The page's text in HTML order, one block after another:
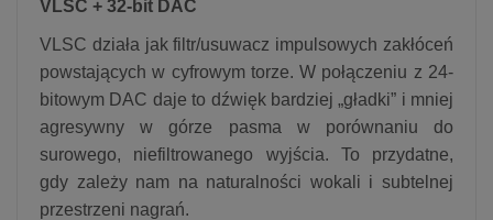
VLSC + 32-bit DAC
VLSC działa jak filtr/usuwacz impulsowych zakłóceń
powstających w cyfrowym torze. W połączeniu z 24-
bitowym DAC daje to dźwięk bardziej „gładki” i mniej
agresywny w górze pasma w porównaniu do
surowego, niefiltrowanego wyjścia. To przydatne,
gdy zależy nam na naturalności wokali i subtelnej
przestrzeni nagrań.